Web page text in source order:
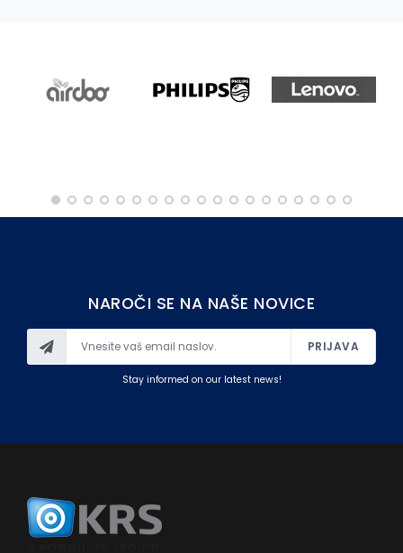
NAROČI SE NA NAŠE NOVICE
PRIJAVA
Stay informed on our latest news!